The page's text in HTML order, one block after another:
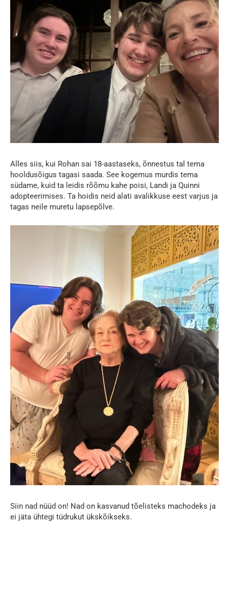
Alles siis, kui Rohan sai 18-aastaseks, õnnestus tal tema
hooldusõigus tagasi saada. See kogemus murdis tema
südame, kuid ta leidis rõõmu kahe poisi, Landi ja Quinni
adopteerimises. Ta hoidis neid alati avalikkuse eest varjus ja
tagas neile muretu lapsepõlve.
Siin nad nüüd on! Nad on kasvanud tõelisteks machodeks ja
ei jäta ühtegi tüdrukut ükskõikseks.